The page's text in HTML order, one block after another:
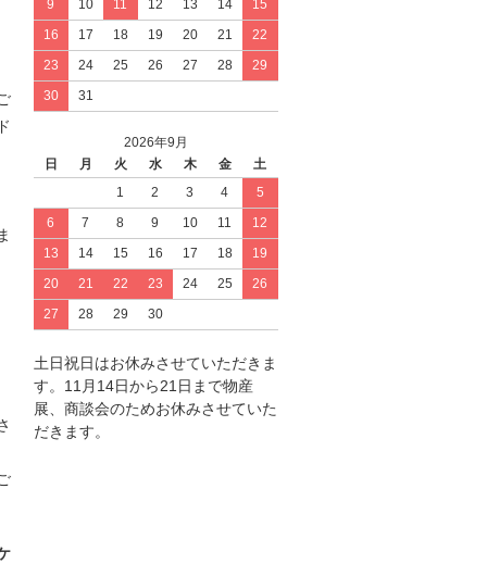
9
10 11 12 13 14
15
16
17 18 19 20 21
22
23
24 25 26 27 28
29
30
31
2026年9月
日
月 火 水 木 金
土
1
2 3 4
5
6
7 8 9 10 11
12
13
14 15 16 17 18
19
20
21 22 23 24 25
26
27
28 29 30
土日祝日はお休みさせていただきま
す。11月14日から21日まで物産
展、商談会のためお休みさせていた
だきます。